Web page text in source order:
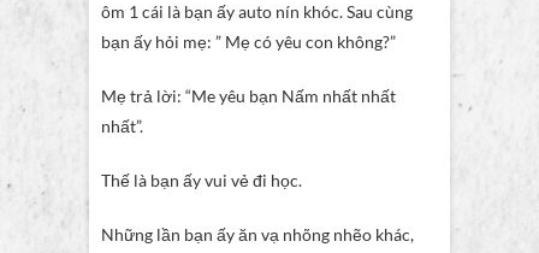
ôm 1 cái là bạn ấy auto nín khóc. Sau cùng
bạn ấy hỏi mẹ: ” Mẹ có yêu con không?”
Mẹ trả lời: “Me yêu bạn Nấm nhất nhất
nhất”.
Thế là bạn ấy vui vẻ đi học.
Những lần bạn ấy ăn vạ nhõng nhẽo khác,